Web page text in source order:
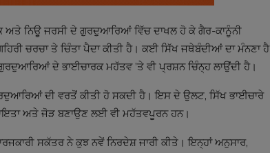
ਅਤੇ ਨਿਊ ਜਰਸੀ ਦੇ ਗੁਰਦੁਆਰਿਆਂ ਵਿੱਚ ਦਾਖਲ ਹੋ ਕੇ ਗੈਰ-ਕਾਨੂੰਨੀ
ਚਰਚਾ ਤੇ ਚਿੰਤਾ ਪੈਦਾ ਕੀਤੀ ਹੈ। ਕਈ ਸਿੱਖ ਜਥੇਬੰਦੀਆਂ ਦਾ ਮੰਨਣਾ ਹੈ
ਦੇ ਭਾਈਚਾਰਕ ਮਹੱਤਵ ’ਤੇ ਵੀ ਪ੍ਰਸ਼ਨ ਚਿੰਨ੍ਹ ਲਾਉਂਦੀ ਹੈ।
ਦੀ ਵਰਤੋਂ ਕੀਤੀ ਹੋ ਸਕਦੀ ਹੈ। ਇਸ ਦੇ ਉਲਟ, ਸਿੱਖ ਭਾਈਚਾਰੇ
ਅਤੇ ਜੋੜ ਬਣਾਉਣ ਲਈ ਵੀ ਮਹੱਤਵਪੂਰਨ ਹਨ।
ਸਕੱਤਰ ਨੇ ਕੁਝ ਨਵੇਂ ਨਿਰਦੇਸ਼ ਜਾਰੀ ਕੀਤੇ। ਇਨ੍ਹਾਂ ਅਨੁਸਾਰ,